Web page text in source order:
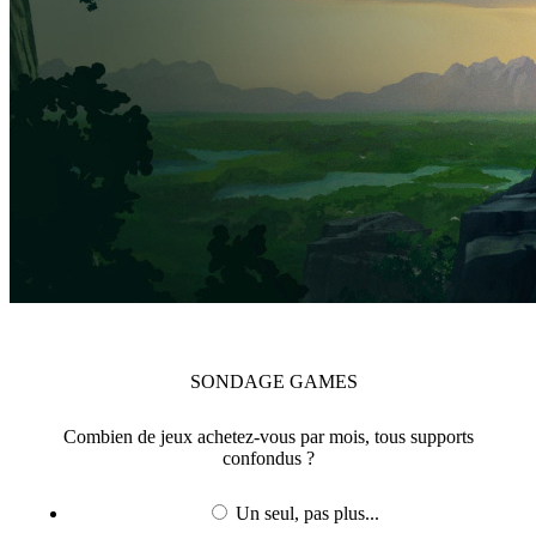
SONDAGE GAMES
Combien de jeux achetez-vous par mois, tous supports
confondus ?
Un seul, pas plus...